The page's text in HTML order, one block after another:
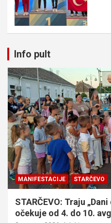
Info pult
MANIFESTACIJE STARČEVO
STARČEVO: Traju
očekuje od 4. do 10.